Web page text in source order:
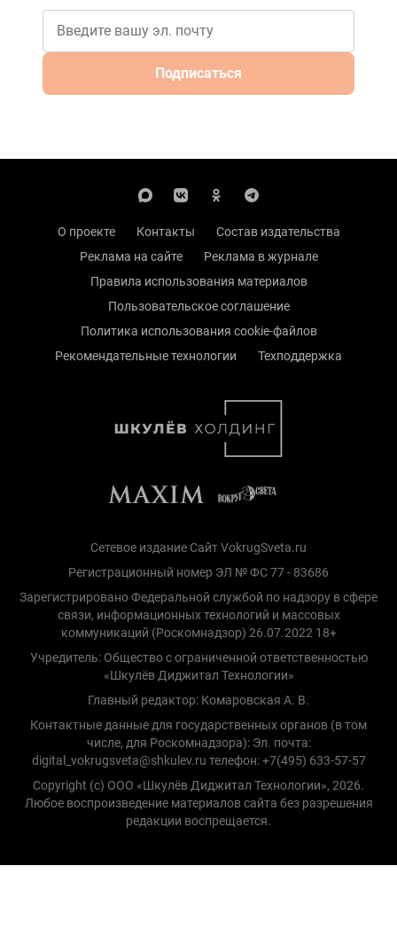
Подписаться
О проекте Контакты
Состав издательства
Реклама на сайте
Реклама в журнале
Правила использования материалов
Пользовательское соглашение
Политика использования cookie-файлов
Рекомендательные технологии
Техподдержка
Сетевое издание Сайт VokrugSveta.ru
Регистрационный номер ЭЛ № ФС 77 - 83686
Зарегистрировано Федеральной службой по надзору в сфере
связи, информационных технологий и массовых
коммуникаций (Роскомнадзор) 26.07.2022 18+
Учредитель: Общество с ограниченной ответственностью
«Шкулёв Диджитал Технологии»
Главный редактор: Комаровская А. В.
Контактные данные для государственных органов (в том
числе, для Роскомнадзора): Эл. почта:
digital_vokrugsveta@shkulev.ru телефон: +7(495) 633-57-57
Copyright (с) ООО «Шкулёв Диджитал Технологии», 2026.
Любое воспроизведение материалов сайта без разрешения
редакции воспрещается.